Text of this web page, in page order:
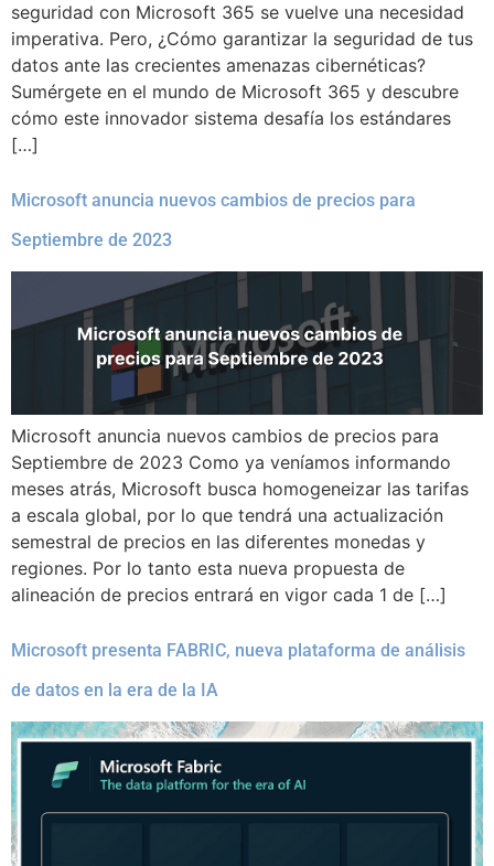
seguridad con Microsoft 365 se vuelve una necesidad
imperativa. Pero, ¿Cómo garantizar la seguridad de tus
datos ante las crecientes amenazas cibernéticas?
Sumérgete en el mundo de Microsoft 365 y descubre
cómo este innovador sistema desafía los estándares
[…]
Microsoft anuncia nuevos cambios de precios para
Septiembre de 2023
Microsoft anuncia nuevos cambios de precios para
Septiembre de 2023 Como ya veníamos informando
meses atrás, Microsoft busca homogeneizar las tarifas
a escala global, por lo que tendrá una actualización
semestral de precios en las diferentes monedas y
regiones. Por lo tanto esta nueva propuesta de
alineación de precios entrará en vigor cada 1 de […]
Microsoft presenta FABRIC, nueva plataforma de análisis
de datos en la era de la IA